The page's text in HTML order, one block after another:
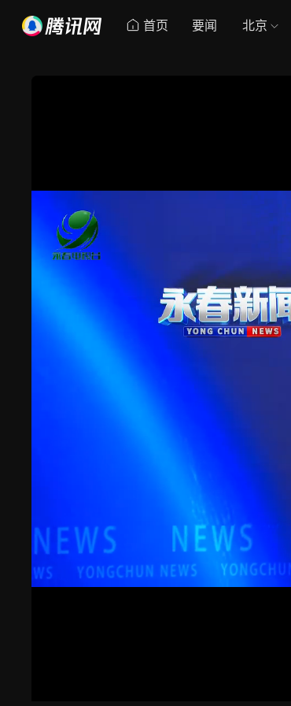
首页 要闻 北京